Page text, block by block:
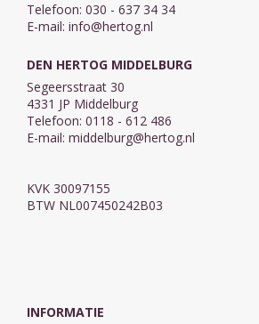
Telefoon: 030 - 637 34 34
E-mail: info@hertog.nl
DEN HERTOG MIDDELBURG
Segeersstraat 30
4331 JP Middelburg
Telefoon: 0118 - 612 486
E-mail: middelburg@hertog.nl
KVK 30097155
BTW NL007450242B03
INFORMATIE